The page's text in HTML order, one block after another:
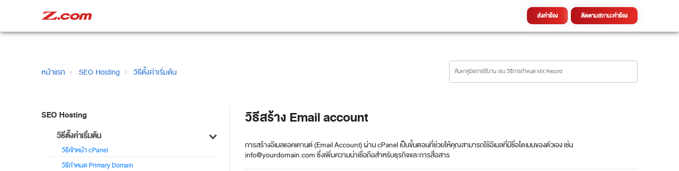
ส่งคำร้อง ติดตามสถานะคำร้อง
หน้าแรก SEO Hosting วิธีตั้งค่าเริ่มต้น
SEO Hosting
วิธีตั้งค่าเริ่มต้น
วิธีเข้าหน้า cPanel
วิธีกำหนด Primary Domain
วิธีสร้าง Email account
การสร้างอีเมลแอคเคานต์ (Email Account) ผ่าน cPanel เป็นขั้นตอนที่ช่วยให้คุณสามารถใช้อีเมลที่มีชื่อโดเมนของตัวเอง เช่น
info@yourdomain.com ซึ่งเพิ่มความน่าเชื่อถือสำหรับธุรกิจและการสื่อสาร